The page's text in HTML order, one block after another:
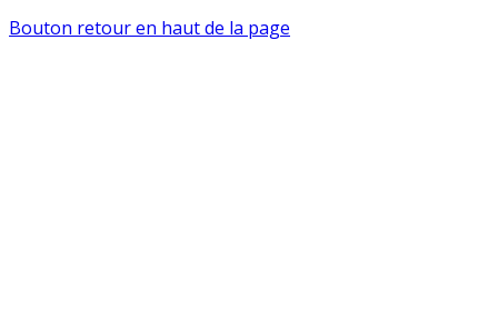
Bouton retour en haut de la page